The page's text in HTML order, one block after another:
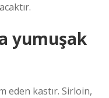
yumuşak
eden kastır. Sirloin,